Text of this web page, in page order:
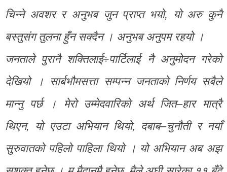
चिन्ने अवशर र अनुभब जुन प्राप्त भयो, यो अरु कुनै
बस्तुसंग तुलना हुँन सक्दैन । अनुभब अनुपम रहयो ।
जनताले पुरानै शक्तिलाई÷पार्टिलाई नै अनुमोदन गरेको
देखियो । सार्बभौमसत्ता सम्पन्न जनताको निर्णय सबैले
मान्नु पर्छ । मेरो उम्मेदवारिको अर्थ जित–हार मात्रै
थिएन, यो एउटा अभियान थियो, दबाब–चुनौती र नयाँ
सुरुवातको पहिलो पाहिला थियो । यो अभियान अब अझ